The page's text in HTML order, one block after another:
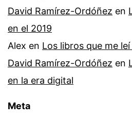
David Ramírez-Ordóñez en
en el 2019
Alex en Los libros que me
David Ramírez-Ordóñez en
en la era digital
Meta